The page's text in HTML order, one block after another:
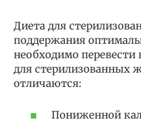
Диета для
поддержания
необходимо
для стерилизованных
отличаются:
Пониженной